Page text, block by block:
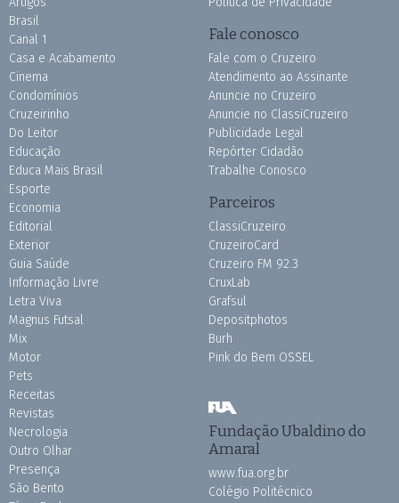
Brasil
Canal 1
Casa e Acabamento
Cinema
Condomínios
Cruzeirinho
Do Leitor
Educação
Educa Mais Brasil
Esporte
Economia
Editorial
Exterior
Guia Saúde
Informação Livre
Letra Viva
Magnus Futsal
Mix
Motor
Pets
Receitas
Revistas
Necrologia
Outro Olhar
Presença
São Bento
Fale conosco
Fale com o Cruzeiro
Atendimento ao Assinante
Anuncie no Cruzeiro
Anuncie no ClassiCruzeiro
Publicidade Legal
Repórter Cidadão
Trabalhe Conosco
Parceiros
ClassiCruzeiro
CruzeiroCard
Cruzeiro FM 92.3
CruxLab
Grafsul
Depositphotos
Burh
Pink do Bem OSSEL
Fundação Ubaldino do
Amaral
www.fua.org.br
Colégio Politécnico